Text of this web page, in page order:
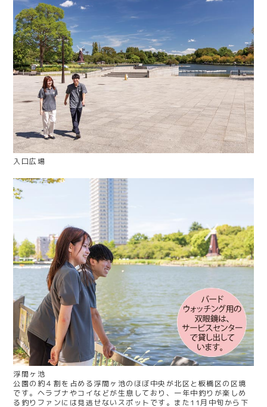
入口広場
浮間ヶ池
公園の約４割を占める浮間ヶ池のほぼ中央が北区と板橋区の区境
です。ヘラブナやコイなどが生息しており、一年中釣りが楽しめ
る釣りファンには見逃せないスポットです。また11月中旬から下